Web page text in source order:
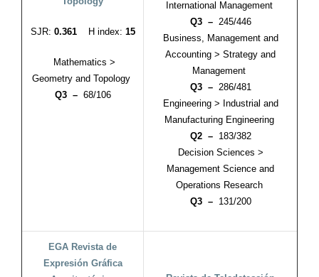
SJR: 0.361 H index: 15
Mathematics >
Geometry and Topology
Q3 – 68/106
International Management
Q3 – 245/446
Business, Management and
Accounting > Strategy and
Management
Q3 – 286/481
Engineering > Industrial and
Manufacturing Engineering
Q2 – 183/382
Decision Sciences >
Management Science and
Operations Research
Q3 – 131/200
EGA Revista de
Expresión Gráfica